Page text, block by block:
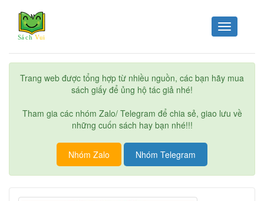
Toggle
navigation
Trang web được tổng hợp từ nhiều nguồn, các bạn hãy mua
sách giấy để ủng hộ tác giả nhé!
Tham gia các nhóm Zalo/ Telegram để chia sẻ, giao lưu về
những cuốn sách hay bạn nhé!!!
Nhóm Zalo Nhóm Telegram